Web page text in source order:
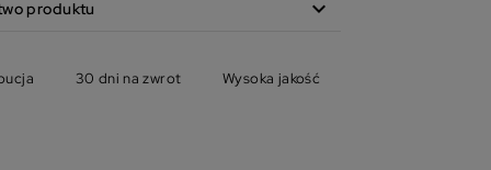
produktu expand_more
30 dni na zwrot Wysoka jakość